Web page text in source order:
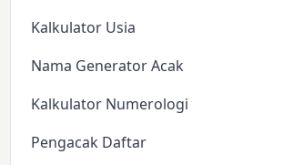
Kalkulator Usia
Nama Generator Acak
Kalkulator Numerologi
Pengacak Daftar